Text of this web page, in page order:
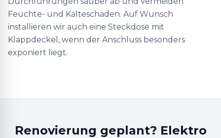
Feuchte- und Kälteschäden. Auf Wunsch
installieren wir auch eine Steckdose mit
Klappdeckel, wenn der Anschluss besonders
exponiert liegt.
Renovierung geplant? Elektro